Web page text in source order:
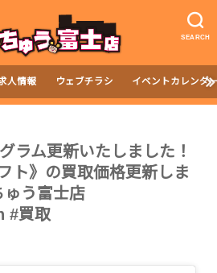
SEARCH
人情報 ウェブチラシ イベントカレンダ
ラム更新いたしました！
ト》の買取価格更新しま
ゅう富士店
#買取